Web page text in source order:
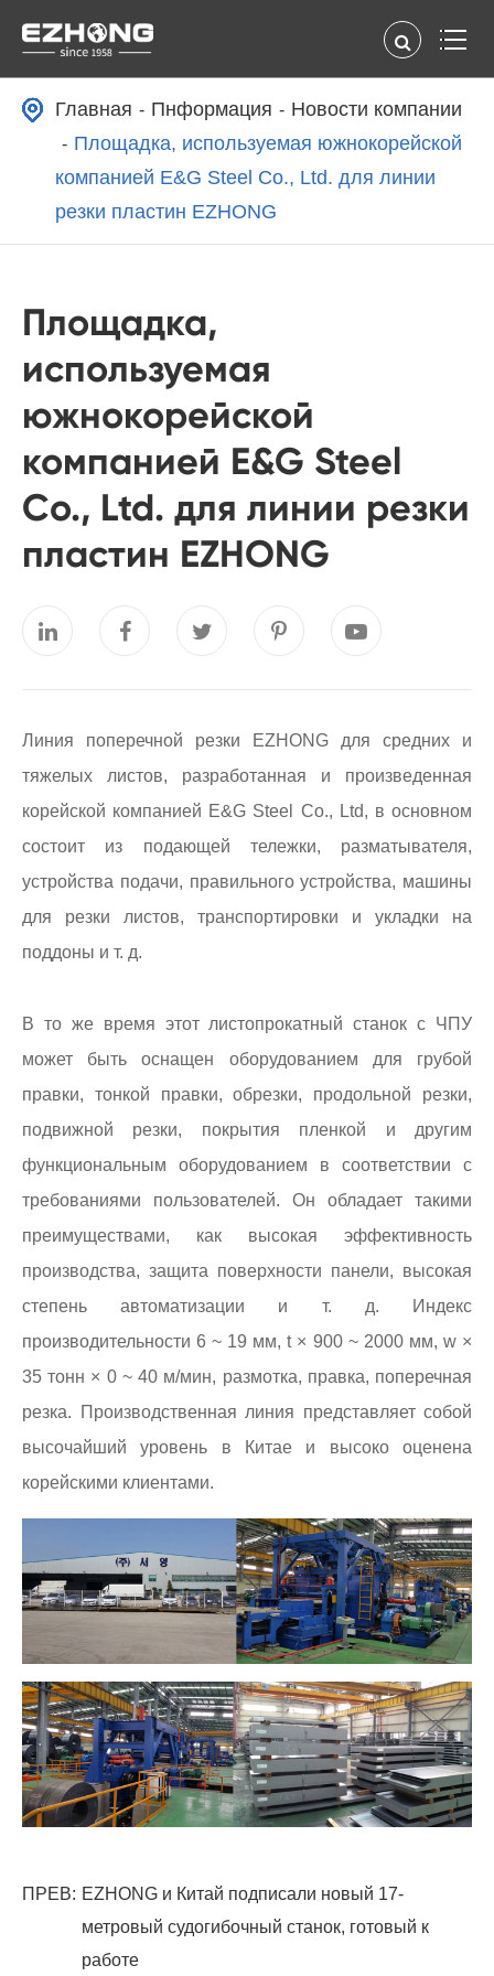
Главная Пнформация
Новости компании
Площадка, используемая южнокорейской
компанией E&G Steel Co., Ltd. для линии
резки пластин EZHONG
Площадка,
используемая
южнокорейской
компанией E&G Steel
Co., Ltd. для линии резки
пластин EZHONG
Линия поперечной резки EZHONG для средних и
тяжелых листов, разработанная и произведенная
корейской компанией E&G Steel Co., Ltd, в основном
состоит из подающей тележки, разматывателя,
устройства подачи, правильного устройства, машины
для резки листов, транспортировки и укладки на
поддоны и т. д.
В то же время этот листопрокатный станок с ЧПУ
может быть оснащен оборудованием для грубой
правки, тонкой правки, обрезки, продольной резки,
подвижной резки, покрытия пленкой и другим
функциональным оборудованием в соответствии с
требованиями пользователей. Он обладает такими
преимуществами, как высокая эффективность
производства, защита поверхности панели, высокая
степень автоматизации и т. д. Индекс
производительности 6 ~ 19 мм, t × 900 ~ 2000 мм, w ×
35 тонн × 0 ~ 40 м/мин, размотка, правка, поперечная
резка. Производственная линия представляет собой
высочайший уровень в Китае и высоко оценена
корейскими клиентами.
ПРЕВ: EZHONG и Китай подписали новый 17-
метровый судогибочный станок, готовый к
работе